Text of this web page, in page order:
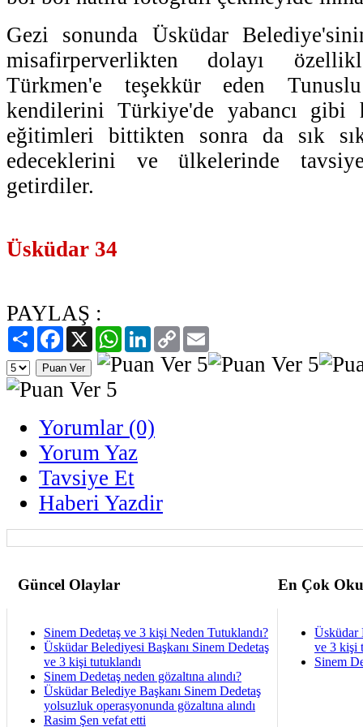
Gezi sonunda Üsküdar
misafirperverlikten dolayı
Türkmen'e teşekkür eden
kendilerini Türkiye'de yabancı gibi
eğitimleri bittikten sonra da sık
edeceklerini ve ülkelerinde
getirdiler.
Üsküdar 34
PAYLAŞ :
PaylaşFacebook
X WhatsAppLinkedIn
Copy
Link
Yorumlar (0)
Yorum Yaz
Tavsiye Et
Haberi Yazdir
Güncel Olaylar En Çok
Sinem Dedetaş ve 3 kişi Neden Tutuklandı?
Üsküdar Belediyesi Başkanı Sinem Dedetaş
ve 3 kişi tutuklandı
Sinem Dedetaş neden gözaltına alındı?
Üsküdar Belediye Başkanı Sinem Dedetaş
yolsuzluk operasyonunda gözaltına alındı
Rasim Şen vefat etti
Üsküdar
ve 3 kişi
Sinem